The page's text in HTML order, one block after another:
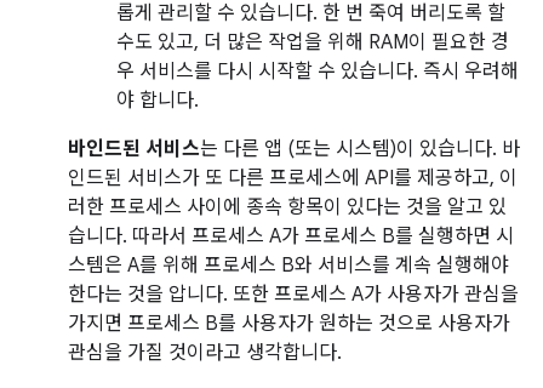
롭게 관리할 수 있습니다. 한 번 죽여 버리도록 할
수도 있고, 더 많은 작업을 위해 RAM이 필요한 경
우 서비스를 다시 시작할 수 있습니다. 즉시 우려해
야 합니다.
바인드된 서비스는 다른 앱 (또는 시스템)이 있습니다. 바
인드된 서비스가 또 다른 프로세스에 API를 제공하고, 이
러한 프로세스 사이에 종속 항목이 있다는 것을 알고 있
습니다. 따라서 프로세스 A가 프로세스 B를 실행하면 시
스템은 A를 위해 프로세스 B와 서비스를 계속 실행해야
한다는 것을 압니다. 또한 프로세스 A가 사용자가 관심을
가지면 프로세스 B를 사용자가 원하는 것으로 사용자가
관심을 가질 것이라고 생각합니다.